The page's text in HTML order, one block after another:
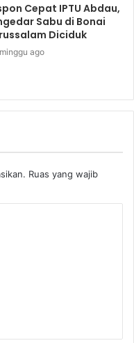
Cepat IPTU Abdau,
Sabu di Bonai
Diciduk
ago
Ruas yang wajib